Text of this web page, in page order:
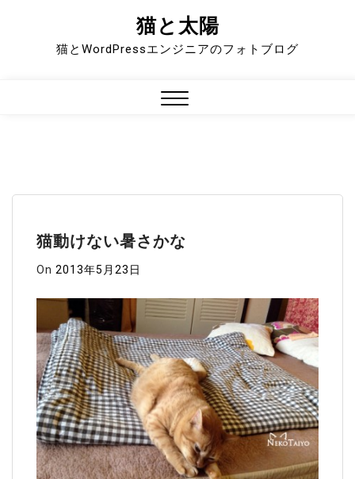
猫と太陽
猫とWordPressエンジニアのフォトブログ
猫動けない暑さかな
On 2013年5月23日